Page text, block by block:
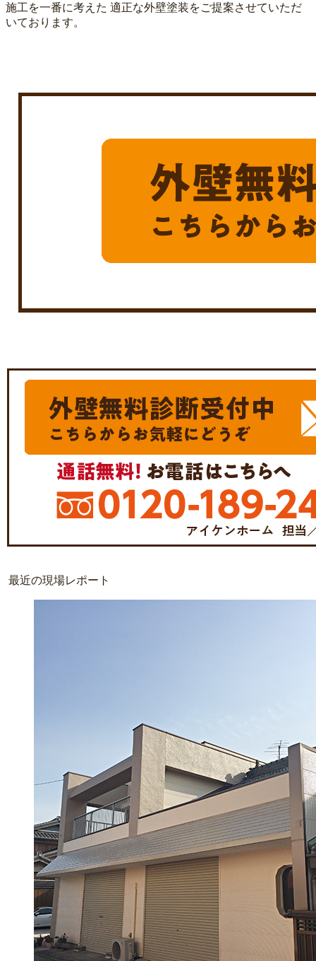
施工を一番に考えた 適正な外壁塗装をご提案させていただ
いております。
最近の現場レポート